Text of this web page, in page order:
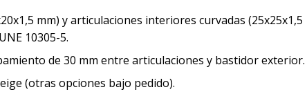
mm) y articulaciones interiores curvadas (25x25x1,5
10305-5.
de 30 mm entre articulaciones y bastidor exterior.
(otras opciones bajo pedido).